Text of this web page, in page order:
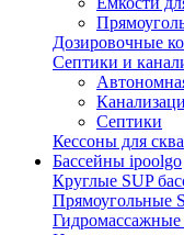
Дозировочные
Септики и
Септики
Кессоны для
Бассейны ipoolgo
Круглые SUP
Прямоугольные